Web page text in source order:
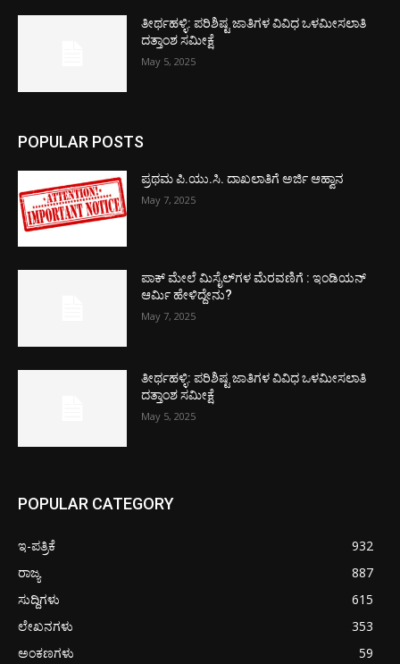
ತೀರ್ಥಹಳ್ಳಿ: ಪರಿಶಿಷ್ಟ ಜಾತಿಗಳ ವಿವಿಧ ಒಳಮೀಸಲಾತಿ
ದತ್ತಾಂಶ ಸಮೀಕ್ಷೆ
May 5, 2025
POPULAR POSTS
ಪ್ರಥಮ ಪಿ.ಯು.ಸಿ. ದಾಖಲಾತಿಗೆ ಅರ್ಜಿ ಆಹ್ವಾನ
May 7, 2025
ಪಾಕ್​ ಮೇಲೆ ಮಿಸೈಲ್​ಗಳ ಮೆರವಣಿಗೆ : ಇಂಡಿಯನ್
ಆರ್ಮಿ ಹೇಳಿದ್ದೇನು?
May 7, 2025
ತೀರ್ಥಹಳ್ಳಿ: ಪರಿಶಿಷ್ಟ ಜಾತಿಗಳ ವಿವಿಧ ಒಳಮೀಸಲಾತಿ
ದತ್ತಾಂಶ ಸಮೀಕ್ಷೆ
May 5, 2025
POPULAR CATEGORY
ಇ-ಪತ್ರಿಕೆ
932
ರಾಜ್ಯ
887
ಸುದ್ದಿಗಳು
615
ಲೇಖನಗಳು
353
ಅಂಕಣಗಳು
59